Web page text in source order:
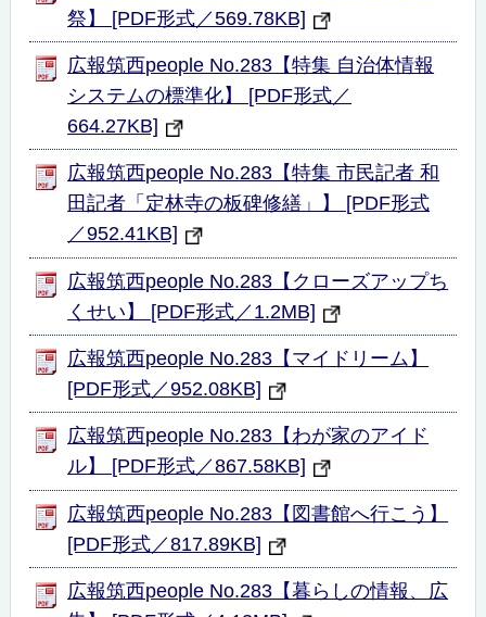
祭】 [PDF形式／569.78KB]
広報筑西people No.283【特集 自治体情報
システムの標準化】 [PDF形式／
664.27KB]
広報筑西people No.283【特集 市民記者 和
田記者「定林寺の板碑修繕」】 [PDF形式
／952.41KB]
広報筑西people No.283【クローズアップち
くせい】 [PDF形式／1.2MB]
広報筑西people No.283【マイドリーム】
[PDF形式／952.08KB]
広報筑西people No.283【わが家のアイド
ル】 [PDF形式／867.58KB]
広報筑西people No.283【図書館へ行こう】
[PDF形式／817.89KB]
広報筑西people No.283【暮らしの情報、広